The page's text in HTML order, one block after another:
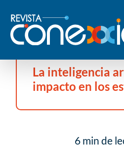
La inteligencia
impacto en los
6 min de